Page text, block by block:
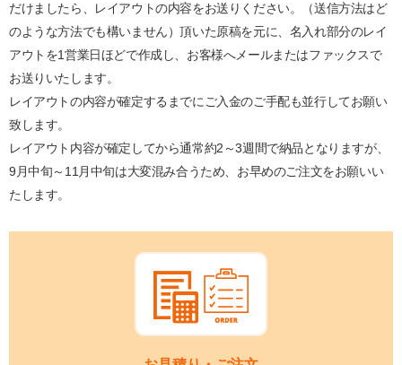
だけましたら、レイアウトの内容をお送りください。（送信方法はど
のような方法でも構いません）頂いた原稿を元に、名入れ部分のレイ
アウトを1営業日ほどで作成し、お客様へメールまたはファックスで
お送りいたします。
レイアウトの内容が確定するまでにご入金のご手配も並行してお願い
致します。
レイアウト内容が確定してから通常約2～3週間で納品となりますが、
9月中旬～11月中旬は大変混み合うため、お早めのご注文をお願いい
たします。